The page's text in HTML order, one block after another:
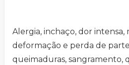
Alergia, inchaço, dor intensa,
deformação e perda de
queimaduras, sangramento,